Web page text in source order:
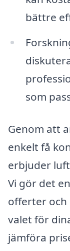
bättre
som
Genom att
enkelt få
erbjuder
Vi gör det
offerter och
valet för
jämföra